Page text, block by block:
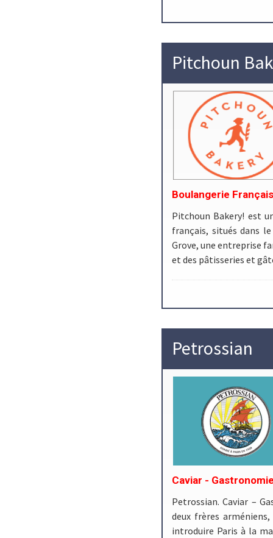
Pitchoun
Boulangerie
Pitchoun Bakery! est
français, situés dans
Grove, une entreprise
et des pâtisseries et
Petrossian
Caviar -
Petrossian. Caviar –
deux frères
introduire Paris à la